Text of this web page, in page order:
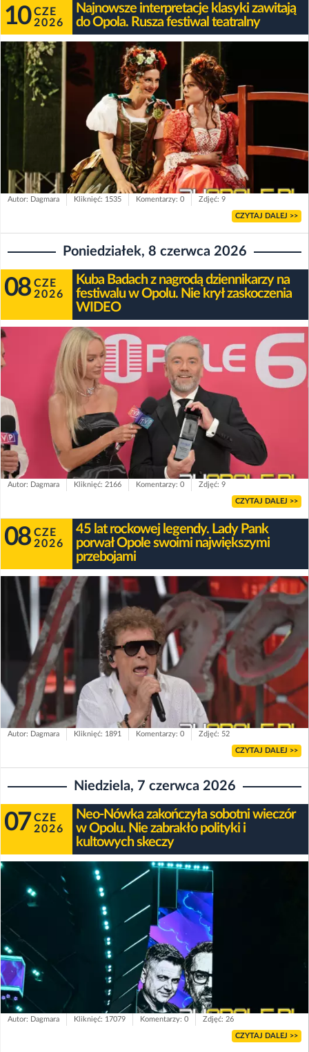
10 CZE
2026
Najnowsze interpretacje klasyki zawitają
do Opola. Rusza festiwal teatralny
Autor: Dagmara Kliknięć: 1535 Komentarzy: 0 Zdjęć: 9
CZYTAJ DALEJ >>
Poniedziałek, 8 czerwca 2026
08 CZE
2026
Kuba Badach z nagrodą dziennikarzy na
festiwalu w Opolu. Nie krył zaskoczenia
WIDEO
Autor: Dagmara Kliknięć: 2166 Komentarzy: 0 Zdjęć: 9
CZYTAJ DALEJ >>
08 CZE
2026
45 lat rockowej legendy. Lady Pank
porwał Opole swoimi największymi
przebojami
Autor: Dagmara Kliknięć: 1891 Komentarzy: 0 Zdjęć: 52
CZYTAJ DALEJ >>
Niedziela, 7 czerwca 2026
07 CZE
2026
Neo-Nówka zakończyła sobotni wieczór
w Opolu. Nie zabrakło polityki i
kultowych skeczy
Autor: Dagmara Kliknięć: 17079 Komentarzy: 0 Zdjęć: 26
CZYTAJ DALEJ >>